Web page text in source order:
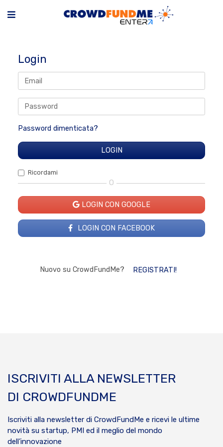
Login
Password dimenticata?
Ricordami
O
LOGIN CON GOOGLE
LOGIN CON FACEBOOK
Nuovo su CrowdFundMe? REGISTRATI!
ISCRIVITI ALLA NEWSLETTER
DI CROWDFUNDME
Iscriviti alla newsletter di CrowdFundMe e ricevi le ultime
novità su startup, PMI ed il meglio del mondo
dell’innovazione